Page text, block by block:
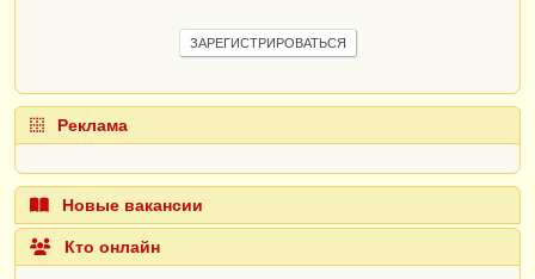
ЗАРЕГИСТРИРОВАТЬСЯ
Реклама
Новые вакансии
Кто онлайн